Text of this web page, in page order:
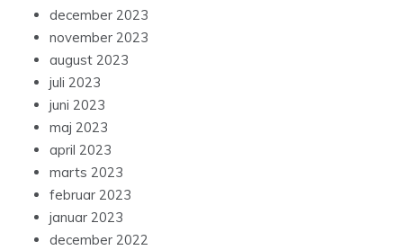
december 2023
november 2023
august 2023
juli 2023
juni 2023
maj 2023
april 2023
marts 2023
februar 2023
januar 2023
december 2022